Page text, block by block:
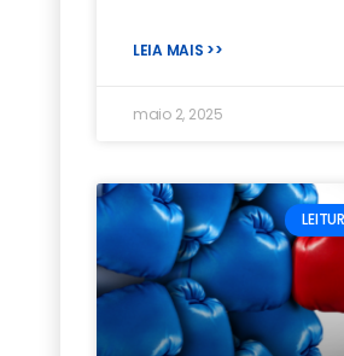
LEIA MAIS >>
maio 2, 2025